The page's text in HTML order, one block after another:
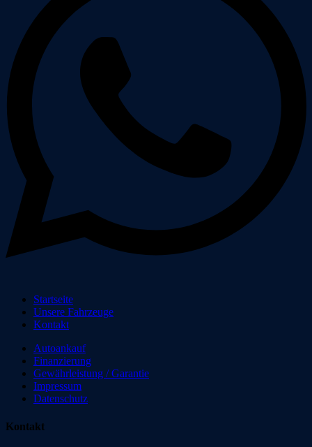
Startseite
Unsere Fahrzeuge
Kontakt
Autoankauf
Finanzierung
Gewährleistung / Garantie
Impressum
Datenschutz
Kontakt